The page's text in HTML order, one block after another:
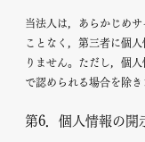
当法人は，あらかじめ
ことなく，第三者に個
りません。ただし，個
で認められる場合を除き
第6．個人情報の開